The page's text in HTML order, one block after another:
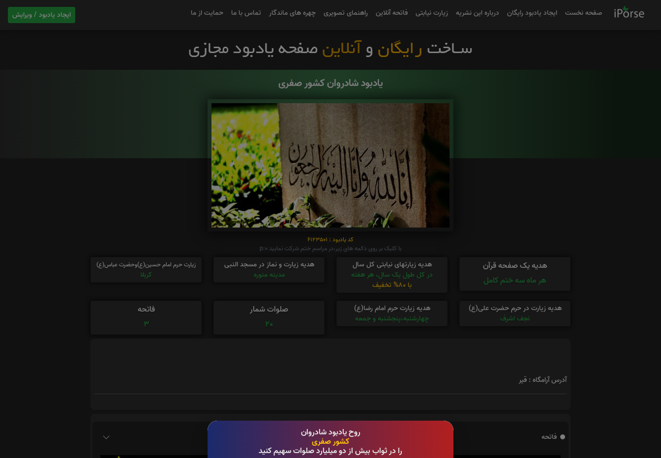
ایجاد یادبود / ویرایش صفحه نخست ایجاد یادبود رایگان درباره این نشریه زیارت نیابتی فاتحه آنلاین راهنمای تصویری چهره های ماندگار تماس با ما حمایت از ما
روح یادبود شادروان
کشور صفری
را در ثواب بیش از دو میلیارد صلوات سهیم کنید
یادبود شادروان کشور صفری
کد یادبود : 6123501
با کلیک بر روی دکمه های زیر،در مراسم ختم شرکت نمایید p:0
هدیه یک صفحه قرآن
هر ماه سه ختم کامل
هدیه زیارتهای نیابتی کل سال
در کل طول یک سال، هر هفته
با 80% تخفیف
هدیه زیارت و نماز در مسجد النبی
مدینه منوره
زیارت حرم امام حسین(ع)وحضرت عباس(ع)
کربلا
هدیه زیارت در حرم حضرت علی(ع)
نجف اشرف
هدیه زیارت حرم امام رضا(ع)
چهارشنبه،پنجشنبه و جمعه
صلوات شمار
20
فاتحه
3
آدرس آرامگاه : قیر
فاتحه